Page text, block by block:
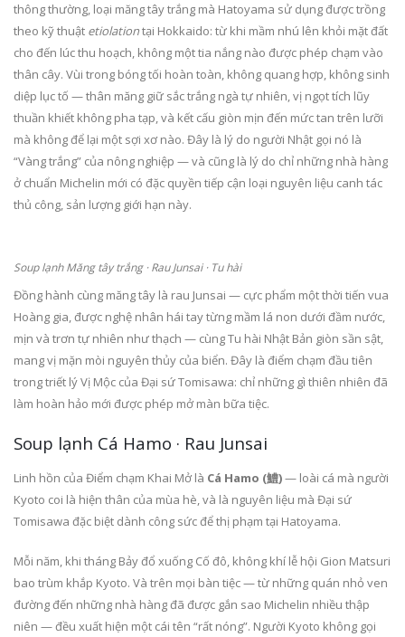
thông thường, loại măng tây trắng mà Hatoyama sử dụng được trồng
theo kỹ thuật etiolationtại Hokkaido: từ khi mầm nhú lên khỏi mặt đất
cho đến lúc thu hoạch, không một tia nắng nào được phép chạm vào
thân cây. Vùi trong bóng tối hoàn toàn, không quang hợp, không sinh
diệp lục tố — thân măng giữ sắc trắng ngà tự nhiên, vị ngọt tích lũy
thuần khiết không pha tạp, và kết cấu giòn mịn đến mức tan trên lưỡi
mà không để lại một sợi xơ nào. Đây là lý do người Nhật gọi nó là
“Vàng trắng” của nông nghiệp — và cũng là lý do chỉ những nhà hàng
ở chuẩn Michelin mới có đặc quyền tiếp cận loại nguyên liệu canh tác
thủ công, sản lượng giới hạn này.
Soup lạnh Măng tây trắng · Rau Junsai · Tu hài
Đồng hành cùng măng tây là rau Junsai — cực phẩm một thời tiến vua
Hoàng gia, được nghệ nhân hái tay từng mầm lá non dưới đầm nước,
mịn và trơn tự nhiên như thạch — cùng Tu hài Nhật Bản giòn sần sật,
mang vị mặn mòi nguyên thủy của biển. Đây là điểm chạm đầu tiên
trong triết lý Vị Mộc của Đại sứ Tomisawa: chỉ những gì thiên nhiên đã
làm hoàn hảo mới được phép mở màn bữa tiệc.
Soup lạnh Cá Hamo · Rau Junsai
Linh hồn của Điểm chạm Khai Mở là Cá Hamo (鱧)— loài cá mà người
Kyoto coi là hiện thân của mùa hè, và là nguyên liệu mà Đại sứ
Tomisawa đặc biệt dành công sức để thị phạm tại Hatoyama.
Mỗi năm, khi tháng Bảy đổ xuống Cố đô, không khí lễ hội Gion Matsuri
bao trùm khắp Kyoto. Và trên mọi bàn tiệc — từ những quán nhỏ ven
đường đến những nhà hàng đã được gắn sao Michelin nhiều thập
niên — đều xuất hiện một cái tên “rất nóng”. Người Kyoto không gọi